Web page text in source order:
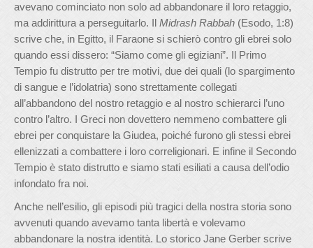
avevano cominciato non solo ad abbandonare il loro retaggio,
ma addirittura a perseguitarlo. Il Midrash Rabbah (Esodo, 1:8)
scrive che, in Egitto, il Faraone si schierò contro gli ebrei solo
quando essi dissero: “Siamo come gli egiziani”. Il Primo
Tempio fu distrutto per tre motivi, due dei quali (lo spargimento
di sangue e l’idolatria) sono strettamente collegati
all’abbandono del nostro retaggio e al nostro schierarci l’uno
contro l’altro. I Greci non dovettero nemmeno combattere gli
ebrei per conquistare la Giudea, poiché furono gli stessi ebrei
ellenizzati a combattere i loro correligionari. E infine il Secondo
Tempio è stato distrutto e siamo stati esiliati a causa dell’odio
infondato fra noi.
Anche nell’esilio, gli episodi più tragici della nostra storia sono
avvenuti quando avevamo tanta libertà e volevamo
abbandonare la nostra identità. Lo storico Jane Gerber scrive